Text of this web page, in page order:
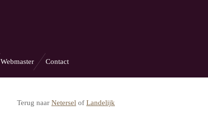
Webmaster Contact
Terug naar Netersel of Landelijk